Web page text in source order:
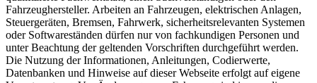
Fahrzeughersteller. Arbeiten an Fahrzeugen, elektrischen Anlagen,
Steuergeräten, Bremsen, Fahrwerk, sicherheitsrelevanten Systemen
oder Softwareständen dürfen nur von fachkundigen Personen und
unter Beachtung der geltenden Vorschriften durchgeführt werden.
Die Nutzung der Informationen, Anleitungen, Codierwerte,
Datenbanken und Hinweise auf dieser Webseite erfolgt auf eigene